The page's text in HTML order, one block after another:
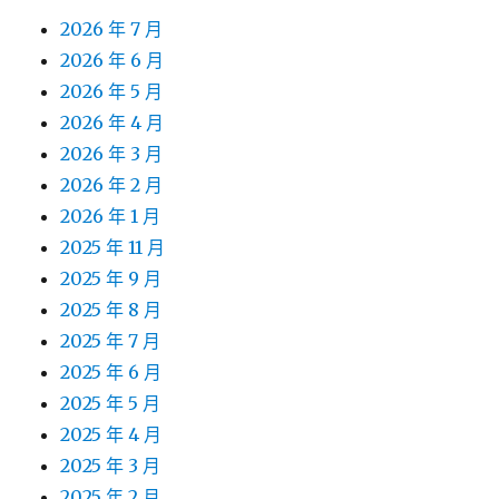
2026 年 7 月
2026 年 6 月
2026 年 5 月
2026 年 4 月
2026 年 3 月
2026 年 2 月
2026 年 1 月
2025 年 11 月
2025 年 9 月
2025 年 8 月
2025 年 7 月
2025 年 6 月
2025 年 5 月
2025 年 4 月
2025 年 3 月